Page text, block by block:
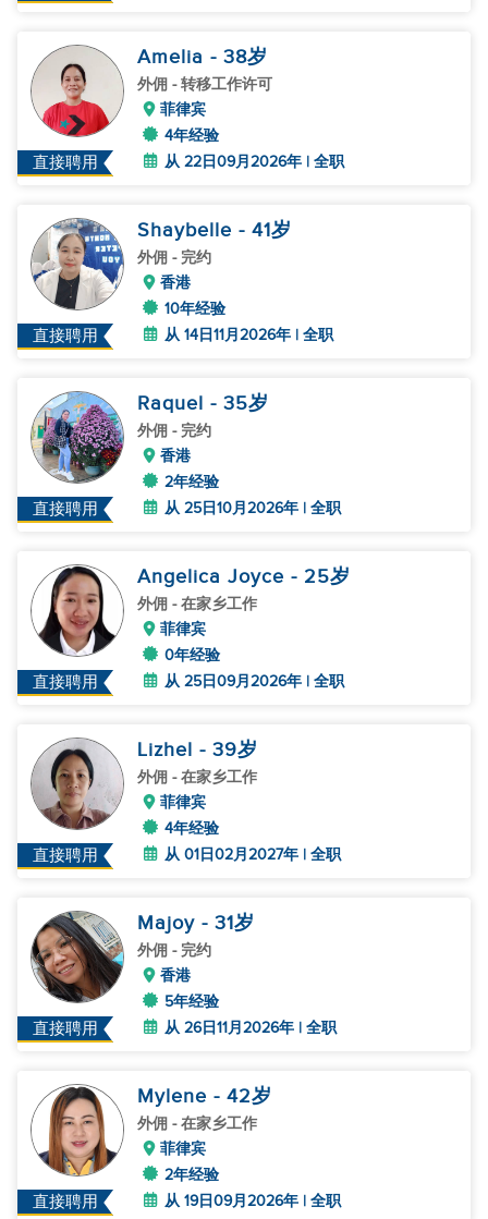
直接聘用
Amelia - 38岁
外佣 - 转移工作许可
菲律宾
4年经验
从 22日09月2026年 | 全职
直接聘用
Shaybelle - 41岁
外佣 - 完约
香港
10年经验
从 14日11月2026年 | 全职
直接聘用
Raquel - 35岁
外佣 - 完约
香港
2年经验
从 25日10月2026年 | 全职
直接聘用
Angelica Joyce - 25岁
外佣 - 在家乡工作
菲律宾
0年经验
从 25日09月2026年 | 全职
直接聘用
Lizhel - 39岁
外佣 - 在家乡工作
菲律宾
4年经验
从 01日02月2027年 | 全职
直接聘用
Majoy - 31岁
外佣 - 完约
香港
5年经验
从 26日11月2026年 | 全职
直接聘用
Mylene - 42岁
外佣 - 在家乡工作
菲律宾
2年经验
从 19日09月2026年 | 全职